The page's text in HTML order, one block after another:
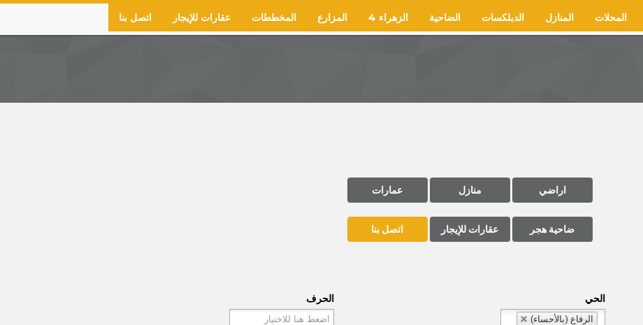
اتصل بنا عقارات للإيجار المخططات المزارع الزهراء 4 الضاحية الدبلكسات المنازل المحلات
اراضي منازل عمارات
ضاحية هجر عقارات للإيجار اتصل بنا
الحي
الرفاع (بالأحساء)
الحرف